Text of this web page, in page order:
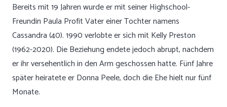
Bereits mit 19 Jahren wurde er mit seiner Highschool-
Freundin Paula Profit Vater einer Tochter namens
Cassandra (40). 1990 verlobte er sich mit Kelly Preston
(1962-2020). Die Beziehung endete jedoch abrupt, nachdem
er ihr versehentlich in den Arm geschossen hatte. Fünf Jahre
später heiratete er Donna Peele, doch die Ehe hielt nur fünf
Monate.